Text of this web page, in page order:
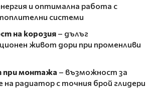
и оптимална работа с
системи
на корозия – дълъг
живот дори при променливи
при монтажа – възможност за
на радиатор с точния брой глидери